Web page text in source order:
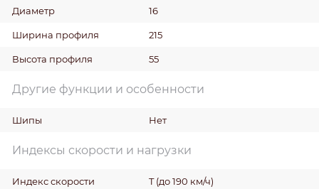
Диаметр 16
Ширина профиля 215
Высота профиля 55
Другие функции и особенности
Шипы Нет
Индексы скорости и нагрузки
Индекс скорости T (до 190 км/ч)